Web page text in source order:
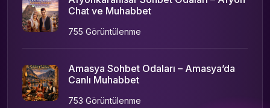
Chat ve Muhabbet
755 Görüntülenme
Amasya Sohbet Odaları – Amasya’da
Canlı Muhabbet
753 Görüntülenme